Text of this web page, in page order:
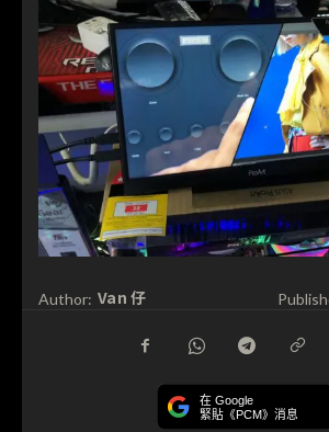
Author: Van 仔
在 Google
緊貼《PCM》消息